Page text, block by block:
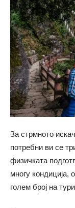
За стрмното
потребни ви се
физичката
многу кондиција,
голем број на